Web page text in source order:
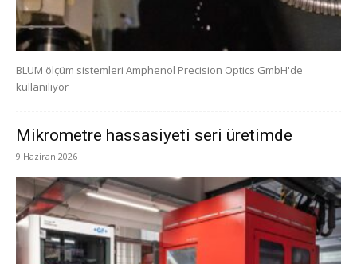
BLUM ölçüm sistemleri Amphenol Precision Optics GmbH'de
kullanılıyor
Mikrometre hassasiyeti seri üretimde
9 Haziran 2026